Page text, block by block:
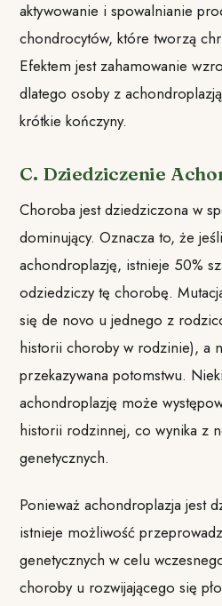
aktywowanie i spowalnianie
chondrocytów, które tworzą
Efektem jest zahamowanie
dlatego osoby z
krótkie kończyny.
C. Dziedziczenie
Choroba jest dziedziczona w
dominujący. Oznacza to, że
achondroplazję, istnieje 50%
odziedziczy tę chorobę.
się de novo u jednego z
historii choroby w rodzinie), a
przekazywana potomstwu.
achondroplazję może
historii rodzinnej, co wynika z
genetycznych.
Ponieważ achondroplazja jest
istnieje możliwość
genetycznych w celu
choroby u rozwijającego się